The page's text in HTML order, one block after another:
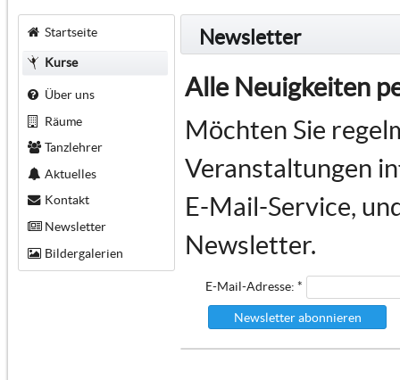
Startseite
Kurse
Über uns
Räume
Tanzlehrer
Aktuelles
Kontakt
Newsletter
Bildergalerien
Newsletter
Alle Neuigkeiten
Möchten Sie
Veranstaltungen
E-Mail-Service,
Newsletter.
Newsletter abonnieren
E-Mail-Adresse: *